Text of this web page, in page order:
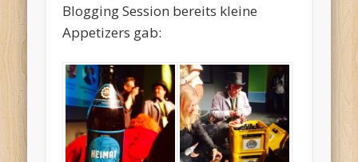
Blogging Session bereits kleine
Appetizers gab: